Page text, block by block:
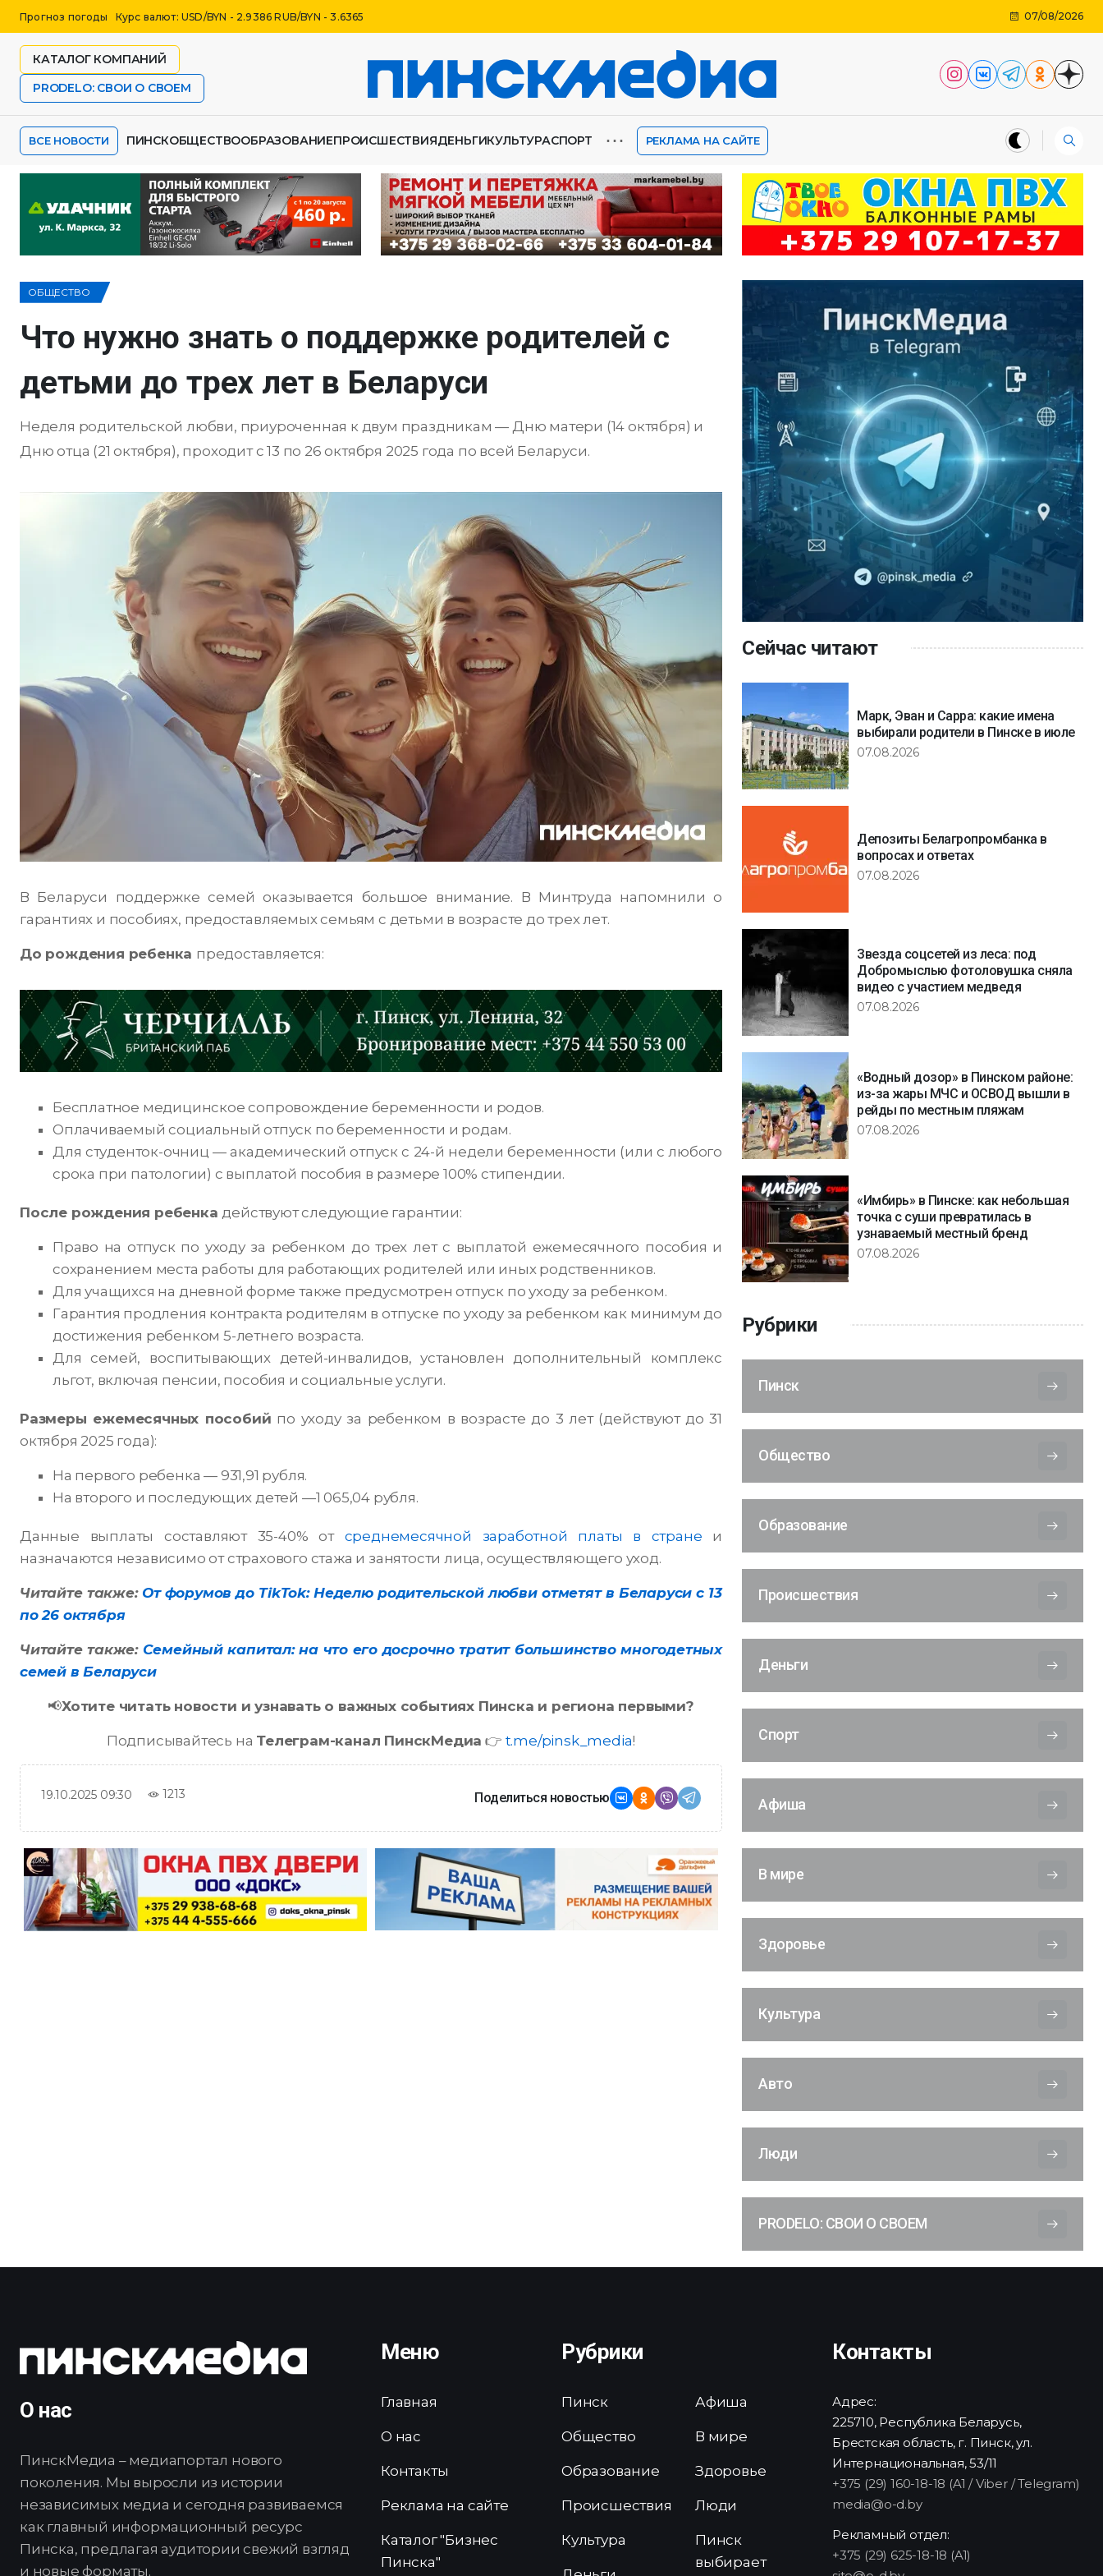
Прогноз погоды Курс валют: USD/BYN - 2.9386 RUB/BYN - 3.6365 07/08/2026
КАТАЛОГ КОМПАНИЙ
PRODELO: СВОИ О СВОЕМ
ВСЕ НОВОСТИ ПИНСКОБЩЕСТВООБРАЗОВАНИЕПРОИСШЕСТВИЯДЕНЬГИКУЛЬТУРАСПОРТ ⋯ РЕКЛАМА НА САЙТЕ
ОБЩЕСТВО
Что нужно знать о поддержке родителей с
детьми до трех лет в Беларуси
Неделя родительской любви, приуроченная к двум праздникам — Дню матери (14 октября) и
Дню отца (21 октября), проходит с 13 по 26 октября 2025 года по всей Беларуси.
В Беларуси поддержке семей оказывается большое внимание. В Минтруда напомнили о
гарантиях и пособиях, предоставляемых семьям с детьми в возрасте до трех лет.
До рождения ребенка предоставляется:
Бесплатное медицинское сопровождение беременности и родов.
Оплачиваемый социальный отпуск по беременности и родам.
Для студенток-очниц — академический отпуск с 24-й недели беременности (или с любого
срока при патологии) с выплатой пособия в размере 100% стипендии.
После рождения ребенка действуют следующие гарантии:
Право на отпуск по уходу за ребенком до трех лет с выплатой ежемесячного пособия и
сохранением места работы для работающих родителей или иных родственников.
Для учащихся на дневной форме также предусмотрен отпуск по уходу за ребенком.
Гарантия продления контракта родителям в отпуске по уходу за ребенком как минимум до
достижения ребенком 5-летнего возраста.
Для семей, воспитывающих детей-инвалидов, установлен дополнительный комплекс
льгот, включая пенсии, пособия и социальные услуги.
Размеры ежемесячных пособий по уходу за ребенком в возрасте до 3 лет (действуют до 31
октября 2025 года):
На первого ребенка — 931,91 рубля.
На второго и последующих детей —1 065,04 рубля.
Данные выплаты составляют 35-40% от среднемесячной заработной платы в стране и
назначаются независимо от страхового стажа и занятости лица, осуществляющего уход.
Читайте также: От форумов до TikTok: Неделю родительской любви отметят в Беларуси с 13
по 26 октября
Читайте также: Семейный капитал: на что его досрочно тратит большинство многодетных
семей в Беларуси
📢Хотите читать новости и узнавать о важных событиях Пинска и региона первыми?
Подписывайтесь на Телеграм-канал ПинскМедиа 👉 t.me/pinsk_media!
19.10.2025 09:30 1213 Поделиться новостью
Сейчас читают
Марк, Эван и Сарра: какие имена
выбирали родители в Пинске в июле
07.08.2026
Депозиты Белагропромбанка в
вопросах и ответах
07.08.2026
Звезда соцсетей из леса: под
Добромыслью фотоловушка сняла
видео с участием медведя
07.08.2026
«Водный дозор» в Пинском районе:
из-за жары МЧС и ОСВОД вышли в
рейды по местным пляжам
07.08.2026
«Имбирь» в Пинске: как небольшая
точка с суши превратилась в
узнаваемый местный бренд
07.08.2026
Рубрики
Пинск
Общество
Образование
Происшествия
Деньги
Спорт
Афиша
В мире
Здоровье
Культура
Авто
Люди
PRODELO: СВОИ О СВОЕМ
О нас
ПинскМедиа – медиапортал нового
поколения. Мы выросли из истории
независимых медиа и сегодня развиваемся
как главный информационный ресурс
Пинска, предлагая аудитории свежий взгляд
и новые форматы.
Меню
Главная
О нас
Контакты
Реклама на сайте
Каталог "Бизнес
Пинска"
Рубрики
Пинск
Общество
Образование
Происшествия
Культура
Афиша
В мире
Здоровье
Люди
Пинск
выбирает
Контакты
Адрес:
225710, Республика Беларусь,
Брестская область, г. Пинск, ул.
Интернациональная, 53/11
+375 (29) 160-18-18 (A1 / Viber / Telegram)
media@o-d.by
Рекламный отдел:
+375 (29) 625-18-18 (A1)